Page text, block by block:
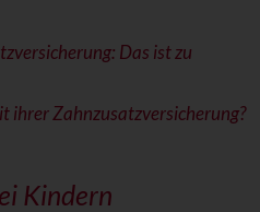
Das ist zu
ihrer Zahnzusatzversicherung?
Kindern